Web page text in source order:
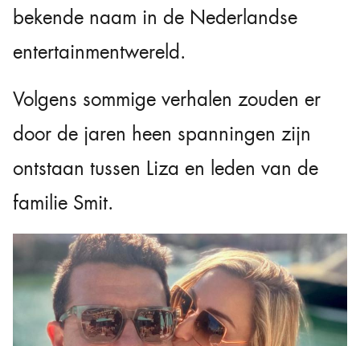
bekende naam in de Nederlandse
entertainmentwereld.
Volgens sommige verhalen zouden er
door de jaren heen spanningen zijn
ontstaan tussen Liza en leden van de
familie Smit.